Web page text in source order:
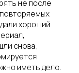
не после
хороший
снова,
иметь дело.